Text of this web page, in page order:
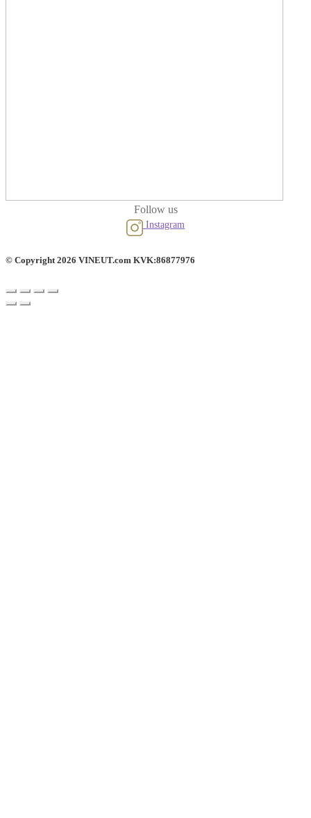
Follow us
Instagram
© Copyright 2026 VINEUT.com KVK:86877976